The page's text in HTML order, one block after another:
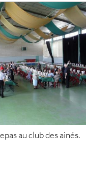
au club des ainés.